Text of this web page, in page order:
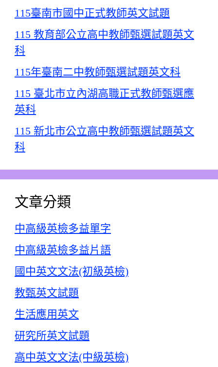
115臺南市國中正式教師英文試題
115 教育部公立高中教師甄選試題英文
科
115年臺南二中教師甄選試題英文科
115 臺北市立內湖高職正式教師甄選應
英科
115 新北市公立高中教師甄選試題英文
科
文章分類
中高級英檢多益單字
中高級英檢多益片語
國中英文文法(初級英檢)
教甄英文試題
生活應用英文
研究所英文試題
高中英文文法(中級英檢)